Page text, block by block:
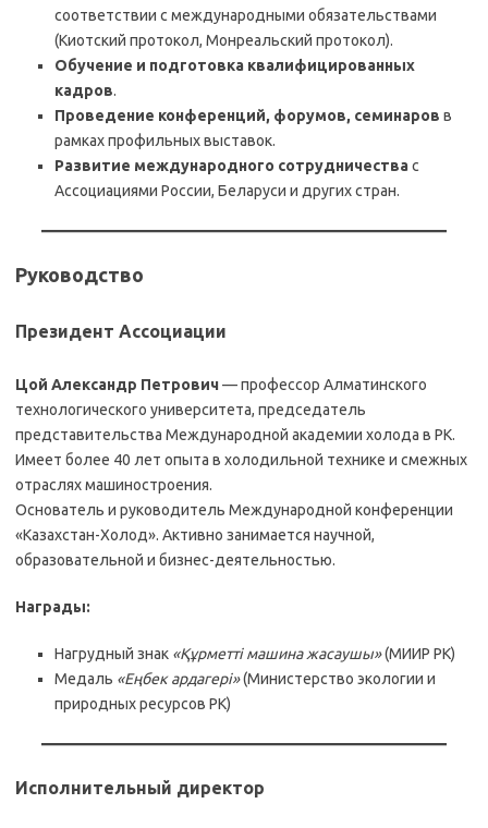
соответствии с международными обязательствами
(Киотский протокол, Монреальский протокол).
Обучение и подготовка квалифицированных
кадров.
Проведение конференций, форумов, семинаров в
рамках профильных выставок.
Развитие международного сотрудничествас
Ассоциациями России, Беларуси и других стран.
Руководство
Президент Ассоциации
Цой Александр Петрович— профессор Алматинского
технологического университета, председатель
представительства Международной академии холода в РК.
Имеет более 40 лет опыта в холодильной технике и смежных
отраслях машиностроения.
Основатель и руководитель Международной конференции
«Казахстан-Холод». Активно занимается научной,
образовательной и бизнес-деятельностью.
Награды:
Нагрудный знак «Құрметті машина жасаушы»(МИИР РК)
Медаль «Еңбек ардагері»(Министерство экологии и
природных ресурсов РК)
Исполнительный директор